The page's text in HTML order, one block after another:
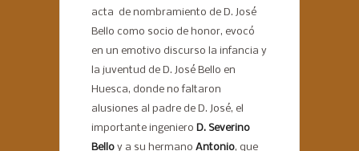
acta de nombramiento de D. José
Bello como socio de honor, evocó
en un emotivo discurso la infancia y
la juventud de D. José Bello en
Huesca, donde no faltaron
alusiones al padre de D. José, el
importante ingeniero D. Severino
Bello y a su hermano Antonio, que